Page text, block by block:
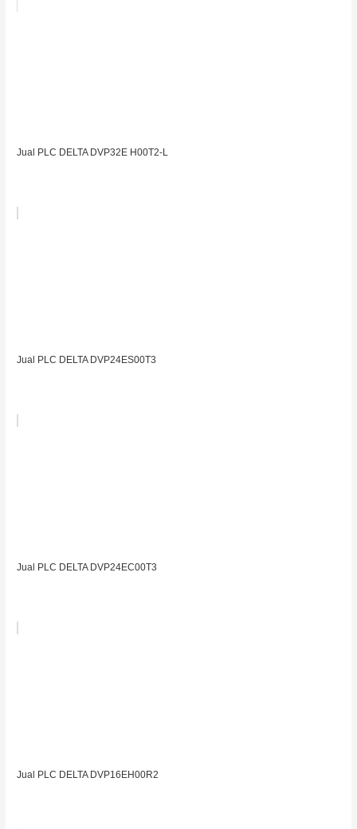
Jual PLC DELTA DVP32E H00T2-L
Jual PLC DELTA DVP24ES00T3
Jual PLC DELTA DVP24EC00T3
Jual PLC DELTA DVP16EH00R2